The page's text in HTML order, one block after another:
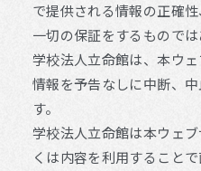
で提供される情報の正確
一切の保証をするものでは
学校法人立命館は、本ウ
情報を予告なしに中断、
す。
学校法人立命館は本ウェ
くは内容を利用すること